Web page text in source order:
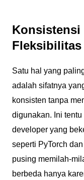
Konsistensi
Fleksibilitas
Satu hal yang
adalah sifatnya
konsisten tanpa
digunakan. Ini
developer yang
seperti PyTorch
pusing memilah-
berbeda hanya